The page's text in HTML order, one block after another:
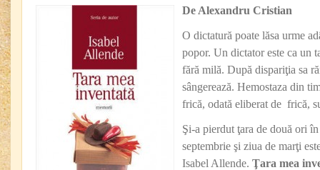
De Alexandru Cristian
O dictatură poate lăsa urme
popor. Un dictator este ca un
fără milă. După dispariţia sa
sângerează. Hemostaza din
frică, odată eliberat de frică,
Şi-a pierdut ţara de două ori
septembrie şi ziua de marţi
Isabel Allende. Ţara mea